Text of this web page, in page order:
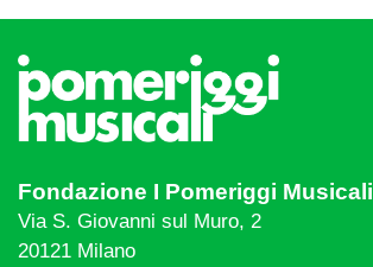
Fondazione I Pomeriggi Musicali
Via S. Giovanni sul Muro, 2
20121 Milano